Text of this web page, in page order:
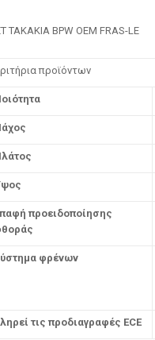
ΤΑΚΑΚΙΑ BPW OEM FRAS-LE
προϊόντων
προειδοποίησης
φρένων
τις προδιαγραφές ECE